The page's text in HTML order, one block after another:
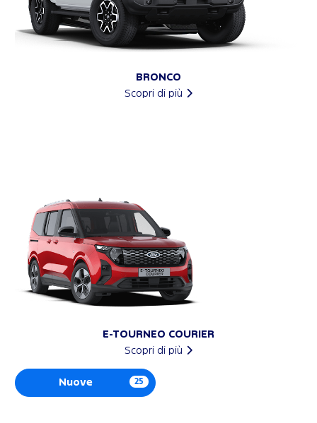
BRONCO
Scopri di più
E-TOURNEO COURIER
Scopri di più
Nuove 25